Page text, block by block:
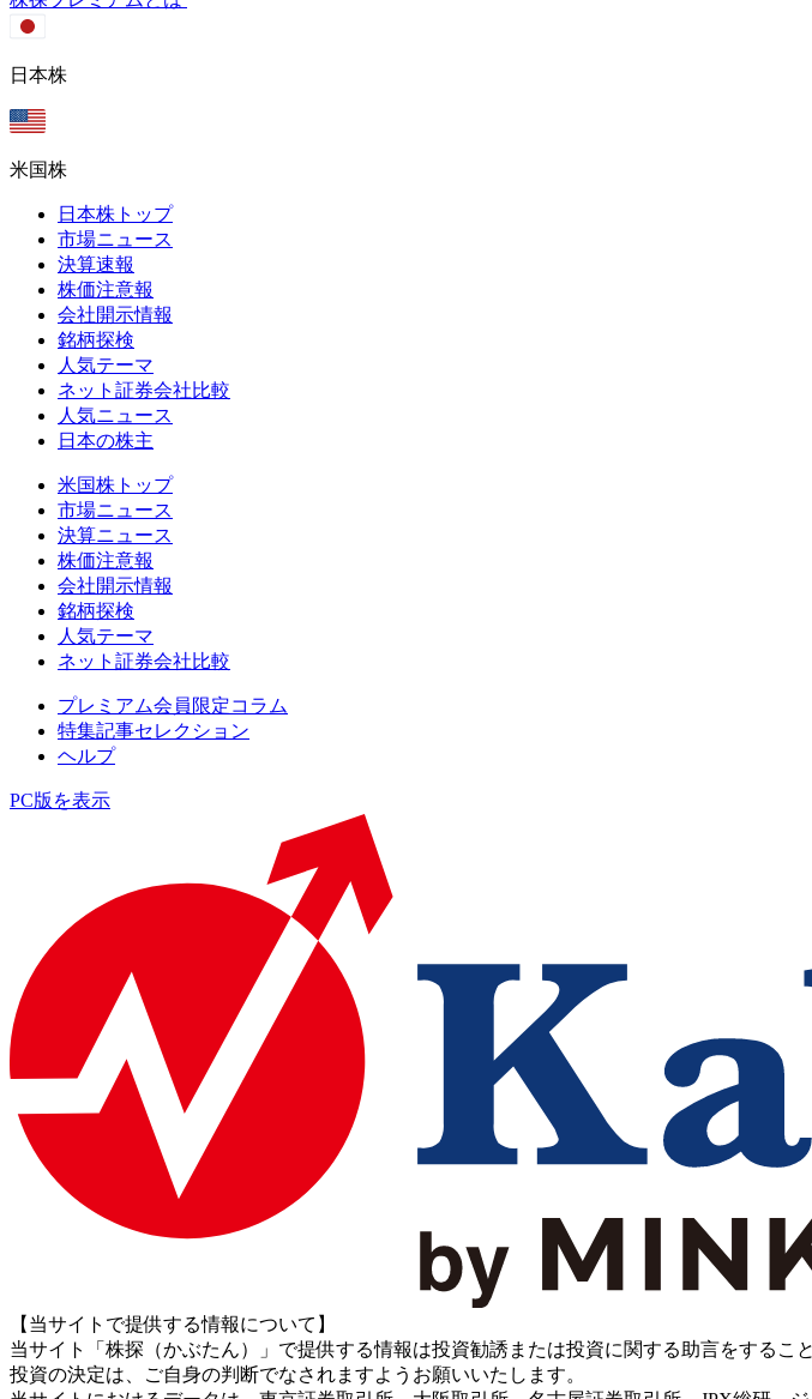
日本株
米国株
日本株トップ
市場ニュース
決算速報
株価注意報
会社開示情報
銘柄探検
人気テーマ
ネット証券会社比較
人気ニュース
日本の株主
米国株トップ
市場ニュース
決算ニュース
株価注意報
会社開示情報
銘柄探検
人気テーマ
ネット証券会社比較
プレミアム会員限定コラム
特集記事セレクション
ヘルプ
PC版を表示
【当サイトで提供する情報について】
当サイト「株探（かぶたん）」で提供する情報は投資勧誘または投資に関する助言をするこ
投資の決定は、ご自身の判断でなされますようお願いいたします。